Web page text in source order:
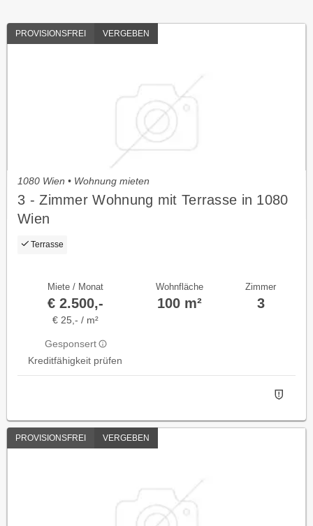
PROVISIONSFREI VERGEBEN
1080 Wien • Wohnung mieten
3 - Zimmer Wohnung mit Terrasse in 1080
Wien
Terrasse
Miete / Monat
€ 2.500,-
€ 25,- / m²
Gesponsert
Kreditfähigkeit prüfen
Wohnfläche
100 m²
Zimmer
3
PROVISIONSFREI VERGEBEN